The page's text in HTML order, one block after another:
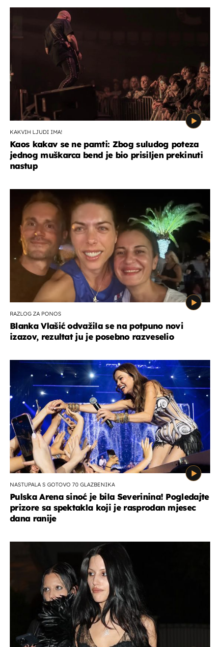
KAKVIH LJUDI IMA!
Kaos kakav se ne pamti: Zbog suludog poteza
jednog muškarca bend je bio prisiljen prekinuti
nastup
RAZLOG ZA PONOS
Blanka Vlašić odvažila se na potpuno novi
izazov, rezultat ju je posebno razveselio
NASTUPALA S GOTOVO 70 GLAZBENIKA
Pulska Arena sinoć je bila Severinina! Pogledajte
prizore sa spektakla koji je rasprodan mjesec
dana ranije